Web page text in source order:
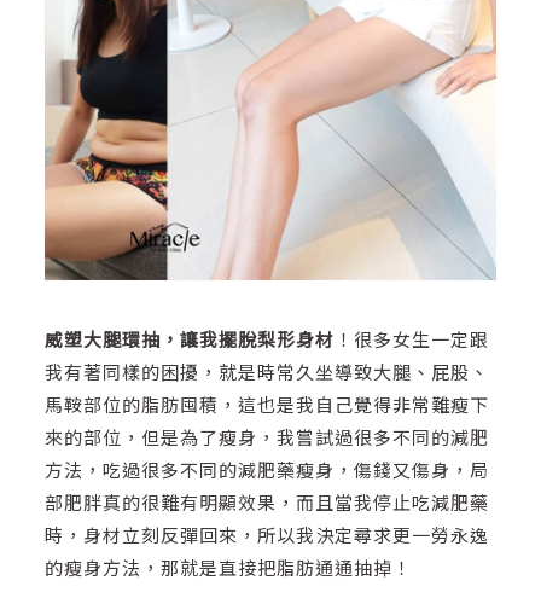
威塑大腿環抽，讓我擺脫梨形身材 ！很多女生一定跟
我有著同樣的困擾，就是時常久坐導致大腿、屁股、
馬鞍部位的脂肪囤積，這也是我自己覺得非常難瘦下
來的部位，但是為了瘦身，我嘗試過很多不同的減肥
方法，吃過很多不同的減肥藥瘦身，傷錢又傷身，局
部肥胖真的很難有明顯效果，而且當我停止吃減肥藥
時，身材立刻反彈回來，所以我決定尋求更一勞永逸
的瘦身方法，那就是直接把脂肪通通抽掉！